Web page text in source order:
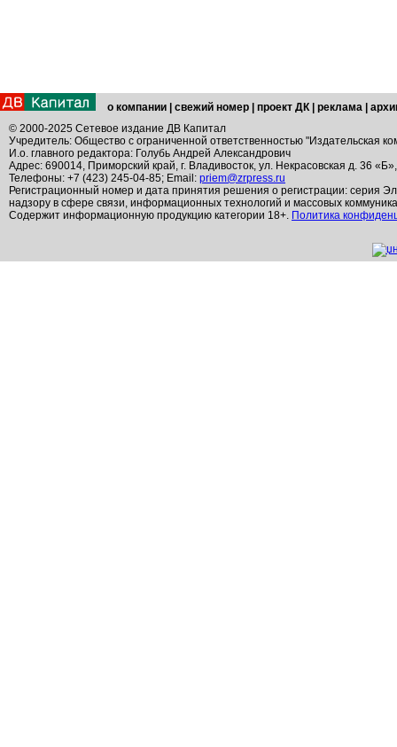
о компании свежий номер проект ДК реклама
© 2000-2025 Сетевое издание ДВ Капитал
Учредитель: Общество с ограниченной ответственностью "Издательская
И.о. главного редактора: Голубь Андрей Александрович
Адрес: 690014, Приморский край, г. Владивосток, ул. Некрасовская д. 36
Телефоны: +7 (423) 245-04-85; Email: priem@zrpress.ru
Регистрационный номер и дата принятия решения о регистрации: серия
надзору в сфере связи, информационных технологий и массовых
Содержит информационную продукцию категории 18+. Политика